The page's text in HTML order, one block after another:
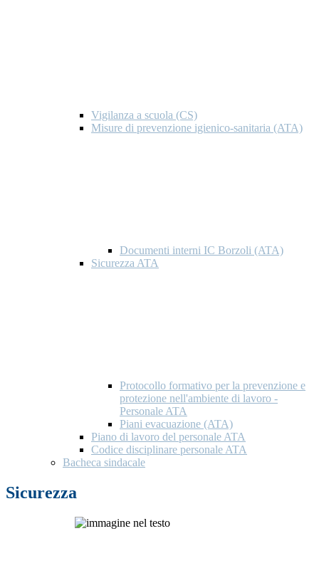
Vigilanza a scuola (CS)
Misure di prevenzione igienico-sanitaria (ATA)
Documenti interni IC Borzoli (ATA)
Sicurezza ATA
Protocollo formativo per la prevenzione e
protezione nell'ambiente di lavoro -
Personale ATA
Piani evacuazione (ATA)
Piano di lavoro del personale ATA
Codice disciplinare personale ATA
Bacheca sindacale
Sicurezza